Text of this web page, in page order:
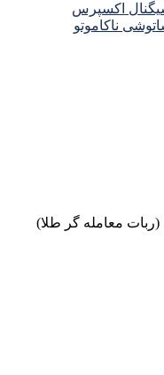
اکسپرس
ناکاموتو
(ربات معامله گر طلا)